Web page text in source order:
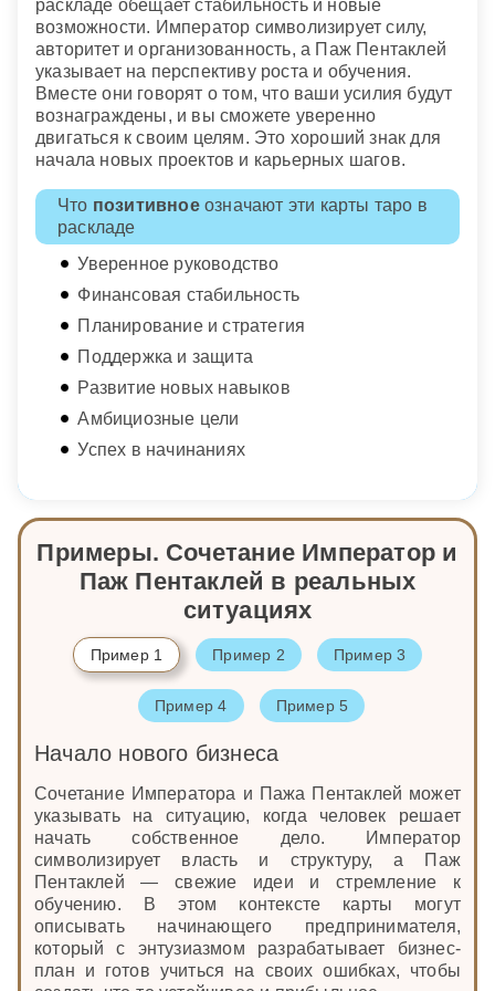
раскладе обещает стабильность и новые
возможности. Император символизирует силу,
авторитет и организованность, а Паж Пентаклей
указывает на перспективу роста и обучения.
Вместе они говорят о том, что ваши усилия будут
вознаграждены, и вы сможете уверенно
двигаться к своим целям. Это хороший знак для
начала новых проектов и карьерных шагов.
Что позитивноеозначают эти карты таро в
раскладе
Уверенное руководство
Финансовая стабильность
Планирование и стратегия
Поддержка и защита
Развитие новых навыков
Амбициозные цели
Успех в начинаниях
Примеры. Сочетание Император и
Паж Пентаклей в реальных
ситуациях
Пример 1 Пример 2 Пример 3
Пример 4 Пример 5
Начало нового бизнеса
Сочетание Императора и Пажа Пентаклей может
указывать на ситуацию, когда человек решает
начать собственное дело. Император
символизирует власть и структуру, а Паж
Пентаклей — свежие идеи и стремление к
обучению. В этом контексте карты могут
описывать начинающего предпринимателя,
который с энтузиазмом разрабатывает бизнес-
план и готов учиться на своих ошибках, чтобы